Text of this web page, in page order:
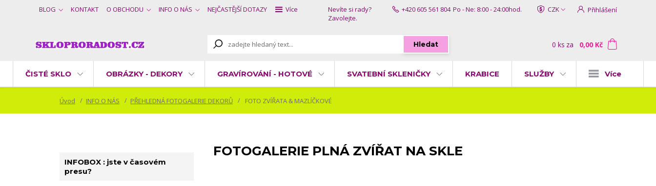
BLOG KONTAKT O OBCHODU INFO O NÁS NEJČASTĚJŠÍ DOTAZY Více CZK Přihlášení
Hledat
Nevíte si rady?
Zavolejte.
+420 605 561 804 Po - Ne: 8:00 - 24:00hod.
0 ks za 0,00 Kč
ČISTÉ SKLO OBRÁZKY - DEKORY GRAVÍROVÁNÍ - HOTOVÉ SVATEBNÍ SKLENIČKY KRABICE SLUŽBY Více
Úvod INFO O NÁS PŘEHLEDNÁ FOTOGALERIE DEKORŮ FOTO ZVÍŘATA & MAZLÍČKOVÉ
INFOBOX : jste v časovém
presu?
FOTOGALERIE PLNÁ ZVÍŘAT NA SKLE